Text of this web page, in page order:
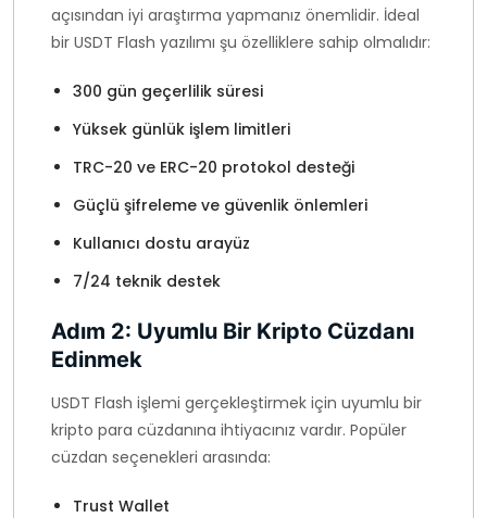
açısından iyi araştırma yapmanız önemlidir. İdeal
bir USDT Flash yazılımı şu özelliklere sahip olmalıdır:
300 gün geçerlilik süresi
Yüksek günlük işlem limitleri
TRC-20 ve ERC-20 protokol desteği
Güçlü şifreleme ve güvenlik önlemleri
Kullanıcı dostu arayüz
7/24 teknik destek
Adım 2: Uyumlu Bir Kripto Cüzdanı
Edinmek
USDT Flash işlemi gerçekleştirmek için uyumlu bir
kripto para cüzdanına ihtiyacınız vardır. Popüler
cüzdan seçenekleri arasında:
Trust Wallet